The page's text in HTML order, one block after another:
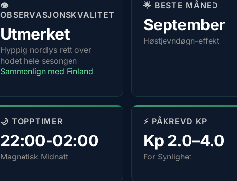
👁️
OBSERVASJONSKVALITET
Utmerket
Hyppig nordlys rett over
hodet hele sesongen
Sammenlign med Finland
🌟 BESTE MÅNED
September
Høstjevndøgn-effekt
🌙 TOPPTIMER
22:00-02:00
Magnetisk Midnatt
⚡ PÅKREVD KP
Kp 2.0–4.0
For Synlighet